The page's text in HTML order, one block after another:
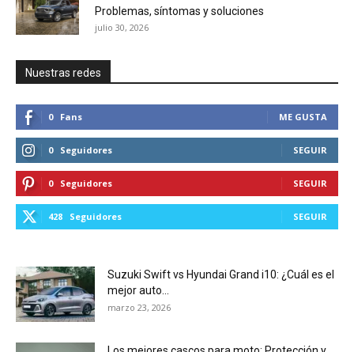
Problemas, síntomas y soluciones
julio 30, 2026
Nuestras redes
0 Fans ME GUSTA
0 Seguidores SEGUIR
0 Seguidores SEGUIR
428 Seguidores SEGUIR
Suzuki Swift vs Hyundai Grand i10: ¿Cuál es el
mejor auto...
marzo 23, 2026